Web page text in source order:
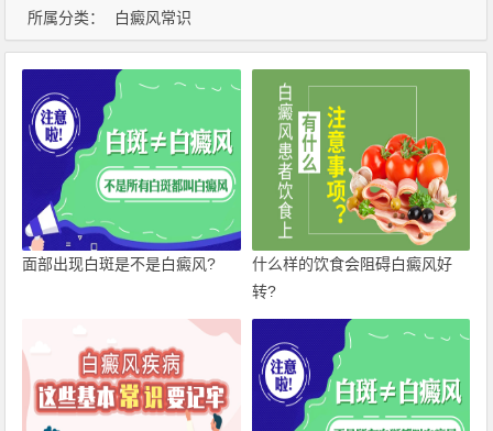
所属分类： 白癜风常识
面部出现白斑是不是白癜风?
什么样的饮食会阻碍白癜风好
转?